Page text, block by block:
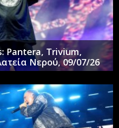
Pantera, Trivium,
Νερού, 09/07/26